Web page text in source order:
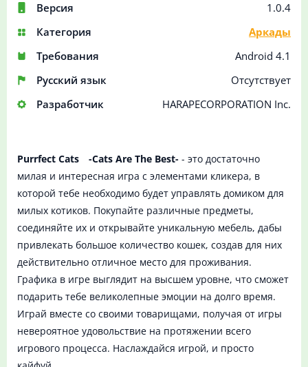
Версия
1.0.4
Категория
Аркады
Требования
Android 4.1
Русский язык
Отсутствует
Разработчик
HARAPECORPORATION Inc.
Purrfect Cats -Cats Are The Best- - это достаточно
милая и интересная игра с элементами кликера, в
которой тебе необходимо будет управлять домиком для
милых котиков. Покупайте различные предметы,
соединяйте их и открывайте уникальную мебель, дабы
привлекать большое количество кошек, создав для них
действительно отличное место для проживания.
Графика в игре выглядит на высшем уровне, что сможет
подарить тебе великолепные эмоции на долго время.
Играй вместе со своими товарищами, получая от игры
невероятное удовольствие на протяжении всего
игрового процесса. Наслаждайся игрой, и просто